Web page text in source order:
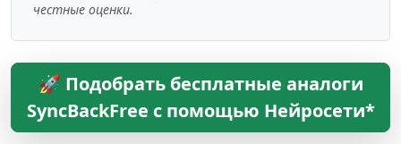
честные оценки.
🚀 Подобрать бесплатные аналоги
SyncBackFree с помощью Нейросети*